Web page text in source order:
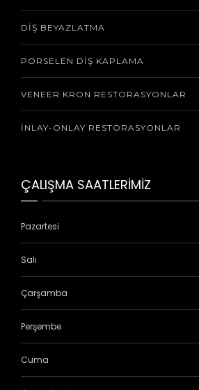
DIŞ BEYAZLATMA
PORSELEN DIŞ KAPLAMA
VENEER KRON RESTORASYONLAR
İNLAY-ONLAY RESTORASYONLAR
ÇALIŞMA SAATLERİMİZ
Pazartesi
Salı
Çarşamba
Perşembe
Cuma